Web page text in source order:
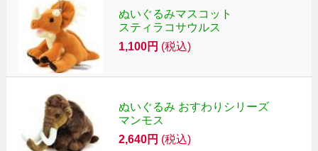
ぬいぐるみマスコット
スティラコサウルス
1,100円 (税込)
ぬいぐるみ おすわりシリーズ
マンモス
2,640円 (税込)